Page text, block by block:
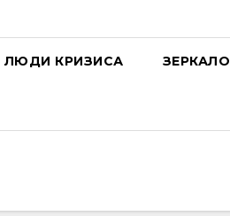
ЛЮДИ КРИЗИСА ЗЕРКАЛО